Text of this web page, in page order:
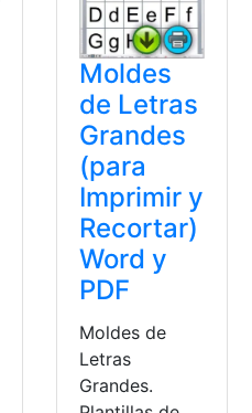
Moldes
de Letras
Grandes
(para
Imprimir y
Recortar)
Word y
PDF
Moldes de
Letras
Grandes.